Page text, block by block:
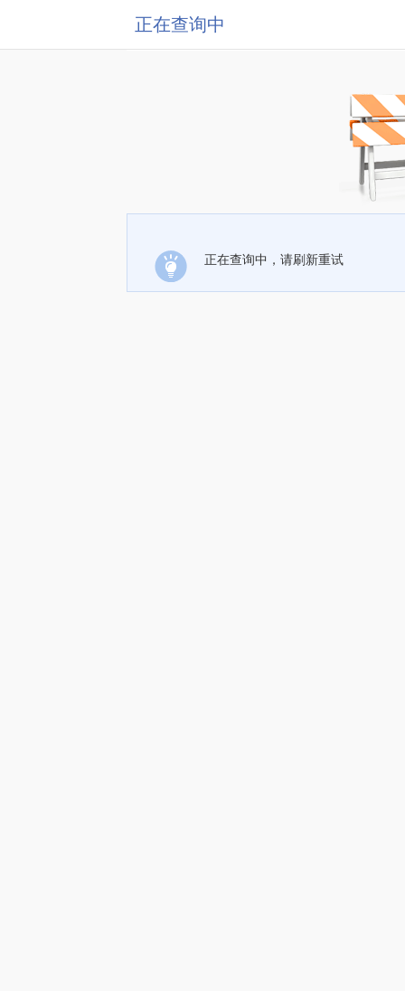
正在查询中
正在查询中，请刷新重试